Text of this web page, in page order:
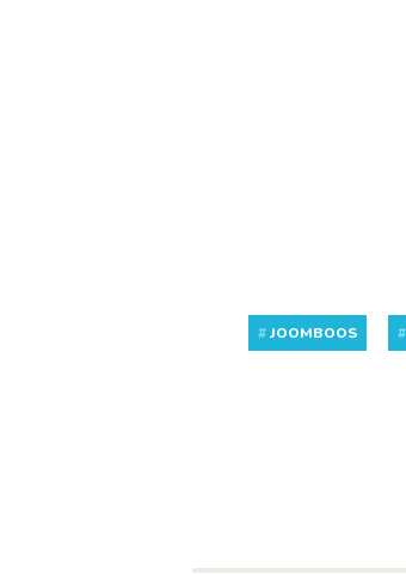
#JOOMBOOS #